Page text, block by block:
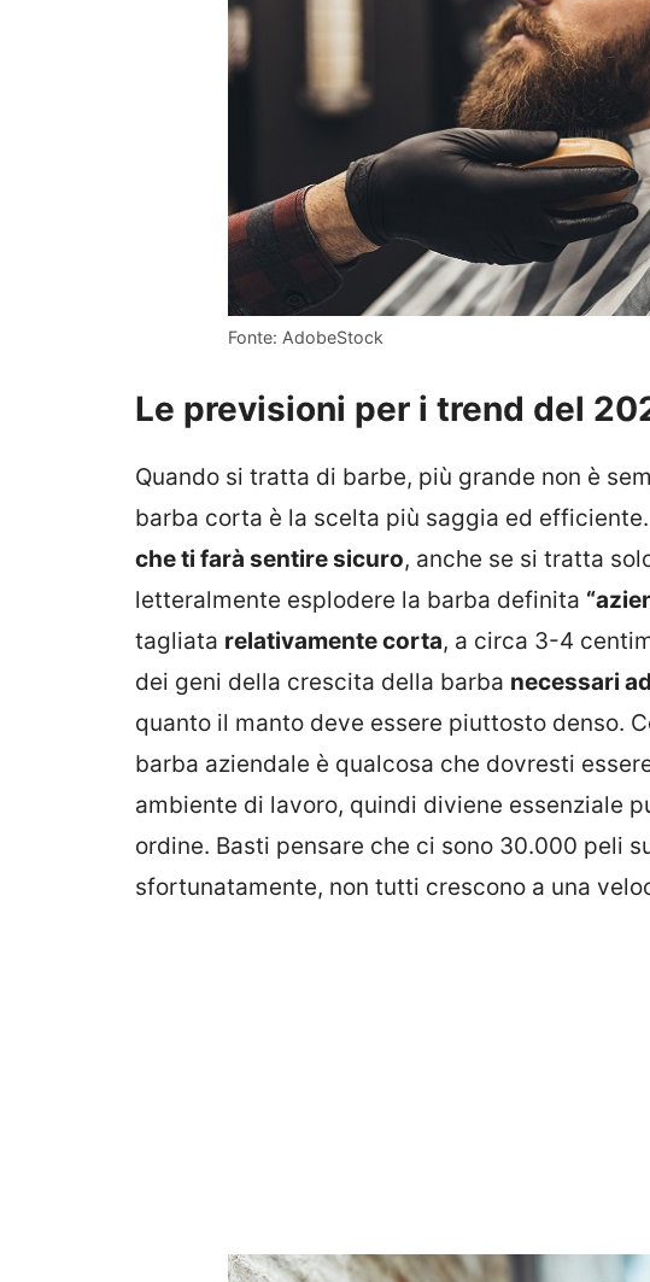
Fonte: AdobeStock
Le previsioni per i trend del
Quando si tratta di barbe, più grande non è
barba corta è la scelta più saggia ed
che ti farà sentire sicuro, anche se si tratta
letteralmente esplodere la barba definita
tagliata relativamente corta, a circa 3-4
dei geni della crescita della barba necessari
quanto il manto deve essere piuttosto denso.
barba aziendale è qualcosa che dovresti
ambiente di lavoro, quindi diviene essenziale
ordine. Basti pensare che ci sono 30.000 peli
sfortunatamente, non tutti crescono a una